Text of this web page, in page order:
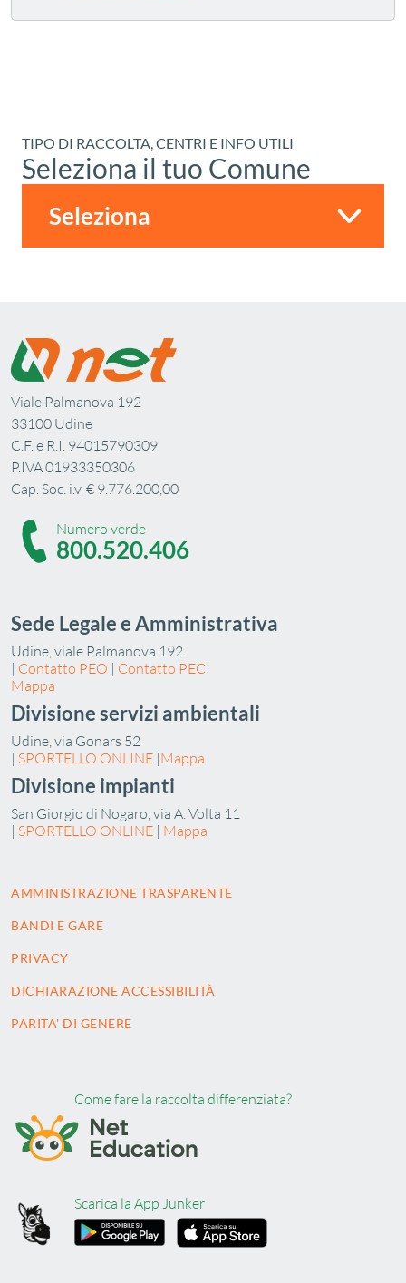
TIPO DI RACCOLTA, CENTRI E INFO UTILI
Seleziona il tuo Comune
Viale Palmanova 192
33100 Udine
C.F. e R.I. 94015790309
P.IVA 01933350306
Cap. Soc. i.v. € 9.776.200,00
Numero verde
800.520.406
Sede Legale e Amministrativa
Udine, viale Palmanova 192
| Contatto PEO | Contatto PEC
Mappa
Divisione servizi ambientali
Udine, via Gonars 52
| SPORTELLO ONLINE |Mappa
Divisione impianti
San Giorgio di Nogaro, via A. Volta 11
| SPORTELLO ONLINE | Mappa
AMMINISTRAZIONE TRASPARENTE
BANDI E GARE
PRIVACY
DICHIARAZIONE ACCESSIBILITÀ
PARITA' DI GENERE
Come fare la raccolta differenziata?
Scarica la App Junker